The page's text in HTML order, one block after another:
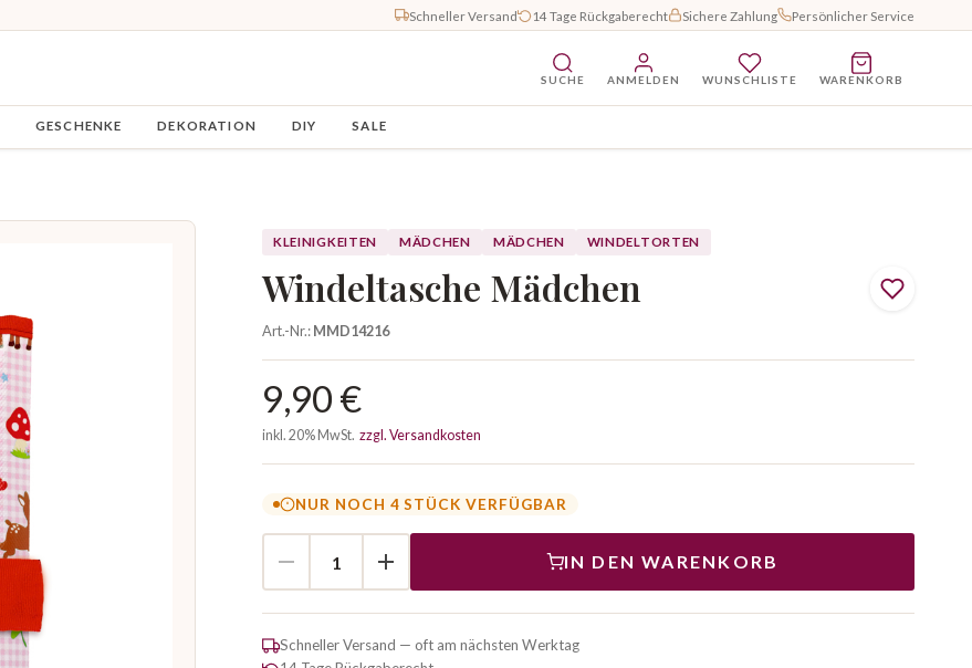
Schneller Versand 14 Tage Rückgaberecht Sichere Zahlung Persönlicher Service
SUCHE ANMELDEN WUNSCHLISTE WARENKORB
GESCHENKE DEKORATION DIY SALE
KLEINIGKEITEN MÄDCHEN MÄDCHEN WINDELTORTEN
Windeltasche Mädchen
Art.-Nr.:MMD14216
9,90 €
inkl. 20% MwSt. zzgl. Versandkosten
NUR NOCH 4 STÜCK VERFÜGBAR
IN DEN WARENKORB
Schneller Versand — oft am nächsten Werktag